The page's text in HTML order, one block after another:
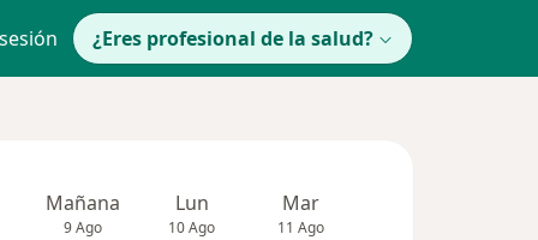
¿Eres profesional de la salud?
Mañana
9 Ago
Lun
10 Ago
Mar
11 Ago